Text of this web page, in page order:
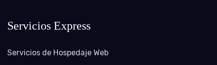
Servicios Express
Servicios de Hospedaje Web